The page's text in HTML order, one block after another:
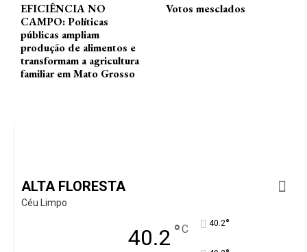
EFICIÊNCIA NO
CAMPO: Políticas
públicas ampliam
produção de alimentos e
transformam a agricultura
familiar em Mato Grosso
Votos mesclados
ALTA FLORESTA
Céu Limpo
40.2 °C 40.2°